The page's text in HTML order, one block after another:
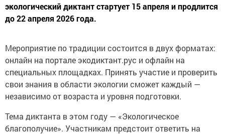
экологический диктант стартует 15 апреля и продлится
до 22 апреля 2026 года.
Мероприятие по традиции состоится в двух форматах:
онлайн на портале экодиктант.рус и офлайн на
специальных площадках. Принять участие и проверить
свои знания в области экологии сможет каждый —
независимо от возраста и уровня подготовки.
Тема диктанта в этом году — «Экологическое
благополучие». Участникам предстоит ответить на